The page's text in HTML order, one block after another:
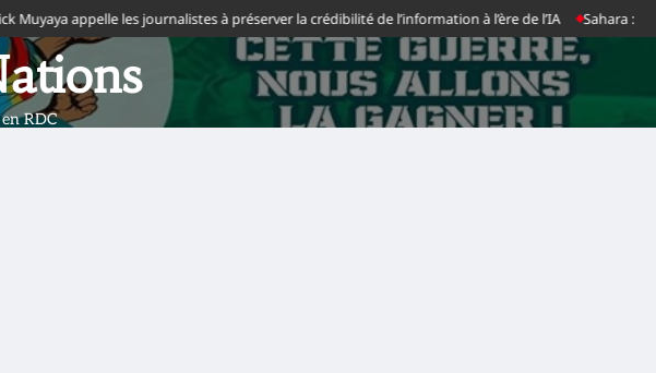
appelle les journalistes à préserver la crédibilité de l’information à l’ère de l’IA Sahara : la
RDC